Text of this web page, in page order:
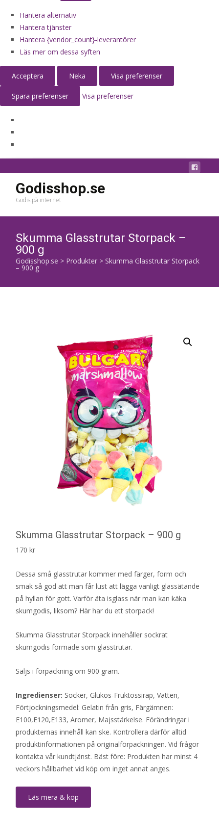
Hantera alternativ
Hantera tjänster
Hantera {vendor_count}-leverantörer
Läs mer om dessa syften
Acceptera Neka Visa preferenser
Spara preferenser Visa preferenser
Godisshop.se
Godis på internet
Skumma Glasstrutar Storpack –
900 g
Godisshop.se > Produkter > Skumma Glasstrutar Storpack
– 900 g
Skumma Glasstrutar Storpack – 900 g
170 kr
Dessa små glasstrutar kommer med färger, form och
smak så god att man får lust att lägga vanligt glassätande
på hyllan för gott. Varför äta isglass när man kan käka
skumgodis, liksom? Här har du ett storpack!
Skumma Glasstrutar Storpack innehåller sockrat
skumgodis formade som glasstrutar.
Säljs i förpackning om 900 gram.
Ingredienser: Socker, Glukos-Fruktossirap, Vatten,
Förtjockningsmedel: Gelatin från gris, Färgämnen:
E100,E120,E133, Aromer, Majsstärkelse. Förändringar i
produkternas innehåll kan ske. Kontrollera därför alltid
produktinformationen på originalförpackningen. Vid frågor
kontakta vår kundtjänst. Bäst före: Produkten har minst 4
veckors hållbarhet vid köp om inget annat anges.
Läs mera & köp